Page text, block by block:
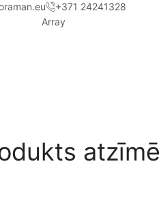
+371 24241328
Array